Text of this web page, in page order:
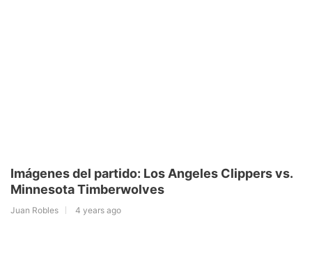
Imágenes del partido: Los Angeles Clippers vs.
Minnesota Timberwolves
Juan Robles 4 years ago